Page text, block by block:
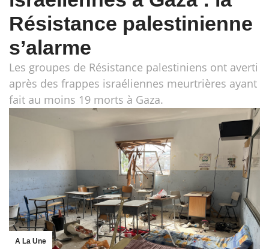
Résistance palestinienne
s’alarme
Les groupes de Résistance palestiniens ont averti
après des frappes israéliennes meurtrières ayant
fait au moins 19 morts à Gaza.
A La Une